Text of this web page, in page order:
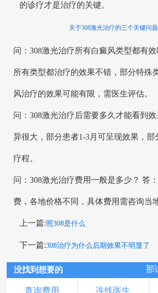
的诊疗才是治疗的关键。
关于308激光治疗的三个关键问题
问：308激光治疗所有白癜风类型都有
所有类型都治疗的效果不错，部分特殊
风治疗的效果可能有限，需医生评估。
问：308激光治疗后需要多久才能看到
异很大，部分患者1-3月可呈现效果，部
疗程。
问：308激光治疗费用一般是多少？ 答
费，各地价格不同，具体费用需咨询当
上一篇:照308是什么
下一篇:308治疗为什么后期效果不明显了
没找到想要的 那
查询费用 连线医生